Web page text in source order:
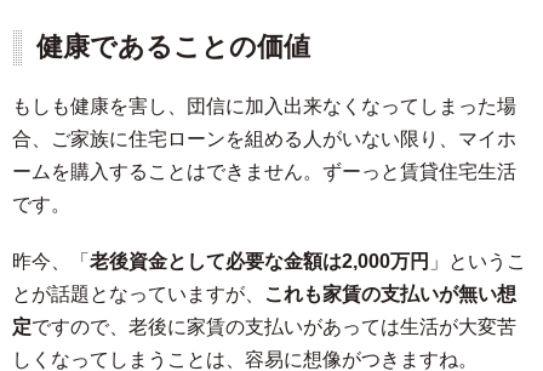
健康であることの価値
もしも健康を害し、団信に加入出来なくなってしまった場
合、ご家族に住宅ローンを組める人がいない限り、マイホ
ームを購入することはできません。ずーっと賃貸住宅生活
です。
昨今、「 老後資金として必要な金額は2,000万円 」というこ
とが話題となっていますが、
これも家賃の支払いが無い想
定ですので、老後に家賃の支払いがあっては生活が大変苦
しくなってしまうことは、容易に想像がつきますね。